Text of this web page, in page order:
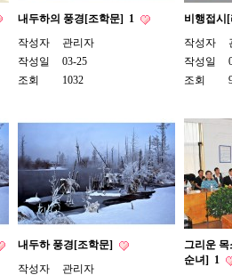
내두하의 풍경[조학문]
1
작성자
관리자
작성일
03-25
조회
1032
비행접시
작성자
작성일
조회
내두하 풍경[조학문]
작성자
관리자
그리운
순녀]
1